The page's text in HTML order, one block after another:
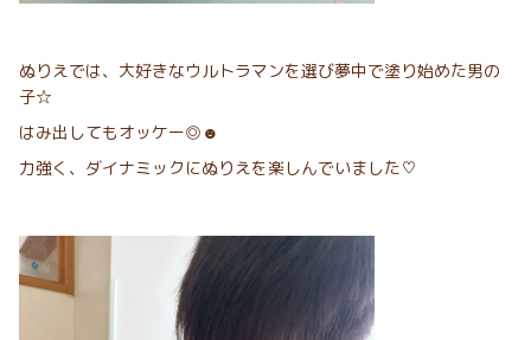
ぬりえでは、大好きなウルトラマンを選び夢中で塗り始めた男の
子☆
はみ出してもオッケー◎☻
力強く、ダイナミックにぬりえを楽しんでいました♡